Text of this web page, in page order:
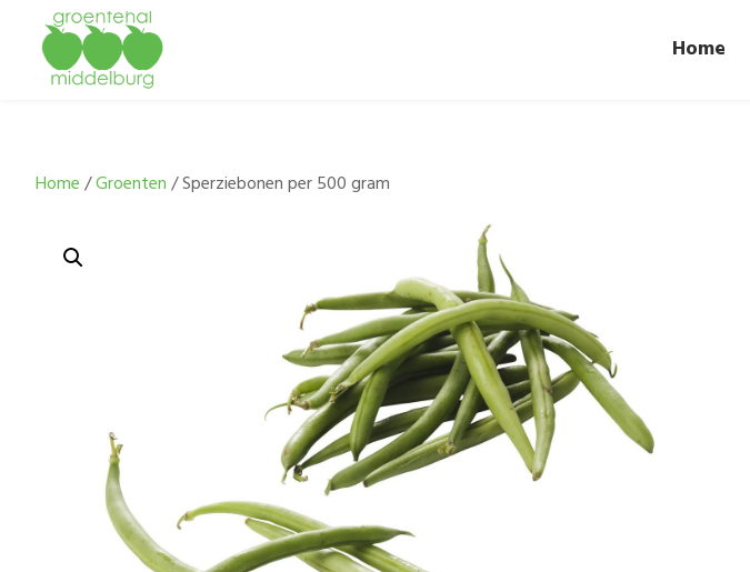
Home
Home/Groenten/ Sperziebonen per 500 gram